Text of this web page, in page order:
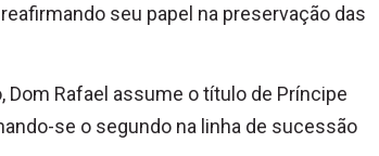
seu papel na preservação das
Rafael assume o título de Príncipe
se o segundo na linha de sucessão